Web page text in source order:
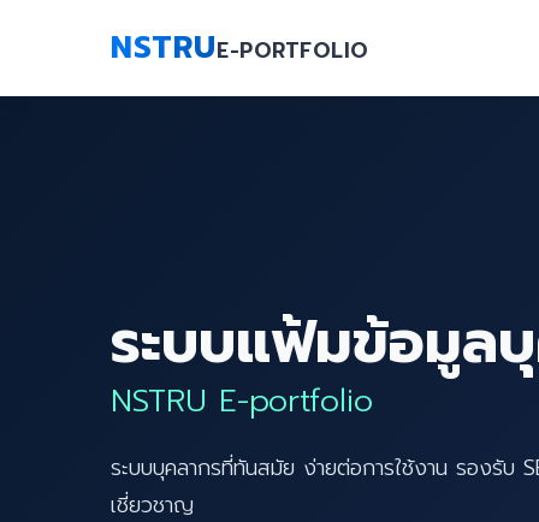
NSTRUE-PORTFOLIO
ระบบแฟ้มข้อมูล
NSTRU E-portfolio
ระบบบุคลากรที่ทันสมัย ง่ายต่อการใช้งาน รองรับ
เชี่ยวชาญ